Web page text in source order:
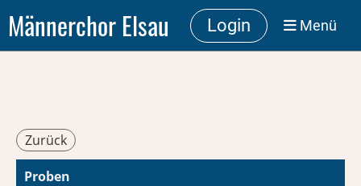
Männerchor Elsau Login Menü
Zurück
Proben